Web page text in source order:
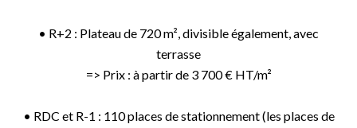
• R+2 : Plateau de 720 m², divisible également, avec
terrasse
=> Prix : à partir de 3 700 € HT/m²
• RDC et R-1 : 110 places de stationnement (les places de